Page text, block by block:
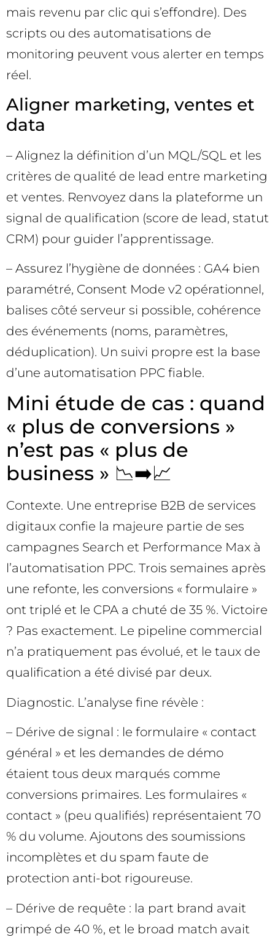
mais revenu par clic qui s’effondre). Des
scripts ou des automatisations de
monitoring peuvent vous alerter en temps
réel.
Aligner marketing, ventes et
data
– Alignez la définition d’un MQL/SQL et les
critères de qualité de lead entre marketing
et ventes. Renvoyez dans la plateforme un
signal de qualification (score de lead, statut
CRM) pour guider l’apprentissage.
– Assurez l’hygiène de données : GA4 bien
paramétré, Consent Mode v2 opérationnel,
balises côté serveur si possible, cohérence
des événements (noms, paramètres,
déduplication). Un suivi propre est la base
d’une automatisation PPC fiable.
Mini étude de cas : quand
« plus de conversions »
n’est pas « plus de
business » 📉➡️📈
Contexte. Une entreprise B2B de services
digitaux confie la majeure partie de ses
campagnes Search et Performance Max à
l’automatisation PPC. Trois semaines après
une refonte, les conversions « formulaire »
ont triplé et le CPA a chuté de 35 %. Victoire
? Pas exactement. Le pipeline commercial
n’a pratiquement pas évolué, et le taux de
qualification a été divisé par deux.
Diagnostic. L’analyse fine révèle :
– Dérive de signal : le formulaire « contact
général » et les demandes de démo
étaient tous deux marqués comme
conversions primaires. Les formulaires «
contact » (peu qualifiés) représentaient 70
% du volume. Ajoutons des soumissions
incomplètes et du spam faute de
protection anti-bot rigoureuse.
– Dérive de requête : la part brand avait
grimpé de 40 %, et le broad match avait